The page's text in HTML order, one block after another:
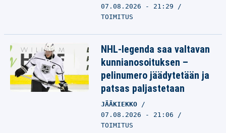
07.08.2026 - 21:29
TOIMITUS
NHL-legenda saa valtavan
kunnianosoituksen –
pelinumero jäädytetään ja
patsas paljastetaan
JÄÄKIEKKO
07.08.2026 - 21:06
TOIMITUS